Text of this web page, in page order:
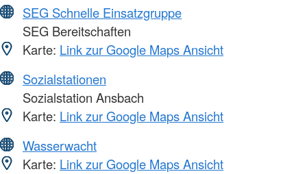
SEG Schnelle Einsatzgruppe
SEG Bereitschaften
Karte: Link zur Google Maps Ansicht
Sozialstationen
Sozialstation Ansbach
Karte: Link zur Google Maps Ansicht
Wasserwacht
Karte: Link zur Google Maps Ansicht